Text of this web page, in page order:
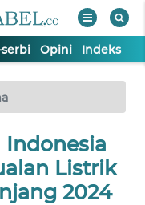
Opini Indeks
Indonesia
Listrik
2024